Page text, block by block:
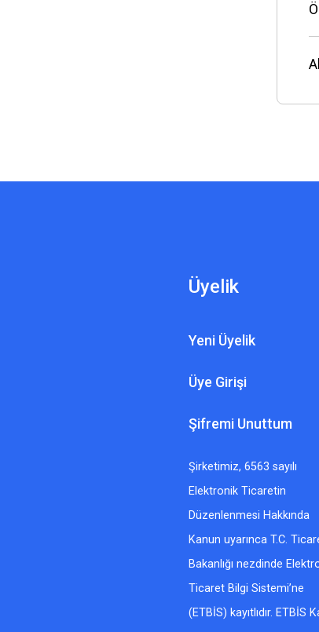
Üyelik
Yeni Üyelik
Üye Girişi
Şifremi Unuttum
Şirketimiz, 6563 sayılı
Elektronik Ticaretin
Düzenlenmesi Hakkında
Kanun uyarınca T.C.
Bakanlığı nezdinde
Ticaret Bilgi Sistemi’ne
(ETBİS) kayıtlıdır. ETBİS